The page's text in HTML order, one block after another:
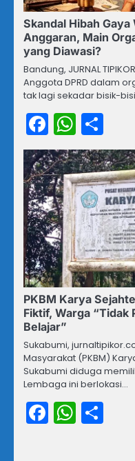
Skandal Hibah
Anggaran, Main
yang Diawasi?
Bandung, JURNAL
Anggota DPRD dalam
tak lagi sekadar bisik-
PKBM Karya
Fiktif, Warga “Tidak
Belajar”
Sukabumi,
Masyarakat (PKBM)
Sukabumi diduga
Lembaga ini berlokasi…